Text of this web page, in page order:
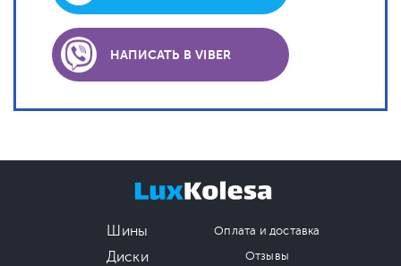
НАПИСАТЬ В VIBER
Шины
Диски
Оплата и доставка
Отзывы